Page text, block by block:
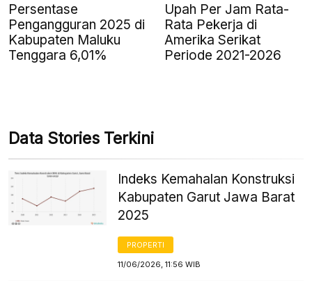
Persentase
Pengangguran 2025 di
Kabupaten Maluku
Tenggara 6,01%
Upah Per Jam Rata-
Rata Pekerja di
Amerika Serikat
Periode 2021-2026
Data Stories Terkini
Indeks Kemahalan Konstruksi
Kabupaten Garut Jawa Barat
2025
PROPERTI
11/06/2026, 11:56 WIB